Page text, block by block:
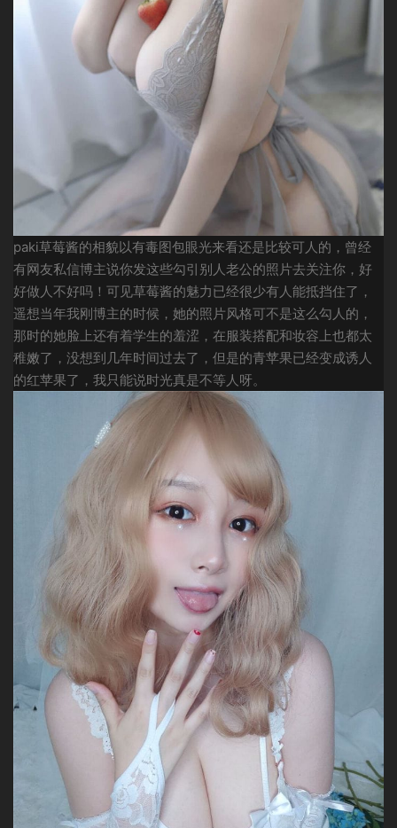
paki草莓酱的相貌以有毒图包眼光来看还是比较可人的，曾经
有网友私信博主说你发这些勾引别人老公的照片去关注你，好
好做人不好吗！可见草莓酱的魅力已经很少有人能抵挡住了，
遥想当年我刚博主的时候，她的照片风格可不是这么勾人的，
那时的她脸上还有着学生的羞涩，在服装搭配和妆容上也都太
稚嫩了，没想到几年时间过去了，但是的青苹果已经变成诱人
的红苹果了，我只能说时光真是不等人呀。